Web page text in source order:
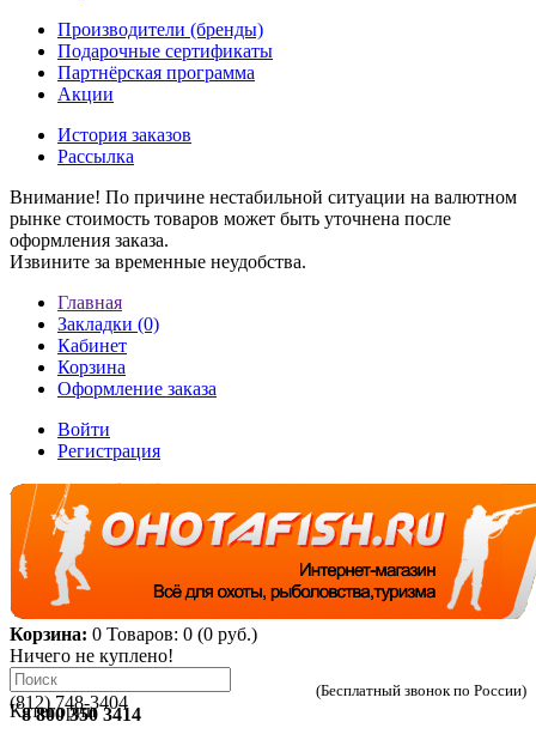
Производители (бренды)
Подарочные сертификаты
Партнёрская программа
Акции
История заказов
Рассылка
Внимание! По причине нестабильной ситуации на валютном
рынке стоимость товаров может быть уточнена после
оформления заказа.
Извините за временные неудобства.
Главная
Закладки (0)
Кабинет
Корзина
Оформление заказа
Войти
Регистрация
Корзина: 0 Товаров: 0 (0 руб.)
Ничего не куплено!
(812) 748-3404
8 800 350 3414
(Бесплатный звонок по России)
Категории